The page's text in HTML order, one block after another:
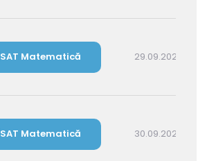
SAT Matematică 29.09.2026 16:00
SAT Matematică 30.09.2026 14:30